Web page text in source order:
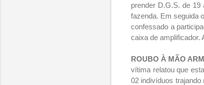
prender D.G.S. de
fazenda. Em seguida
confessado a
caixa de amplificador.
ROUBO À MÃO
vítima relatou que
02 indivíduos